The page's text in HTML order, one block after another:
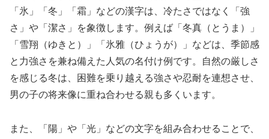
「氷」「冬」「霜」などの漢字は、冷たさではなく「強
さ」や「潔さ」を象徴します。例えば「冬真（とうま）」
「雪翔（ゆきと）」「氷雅（ひょうが）」などは、季節感
と力強さを兼ね備えた人気の名付け例です。自然の厳しさ
を感じる冬は、困難を乗り越える強さや忍耐を連想させ、
男の子の将来像に重ね合わせる親も多くいます。
また、「陽」や「光」などの文字を組み合わせることで、